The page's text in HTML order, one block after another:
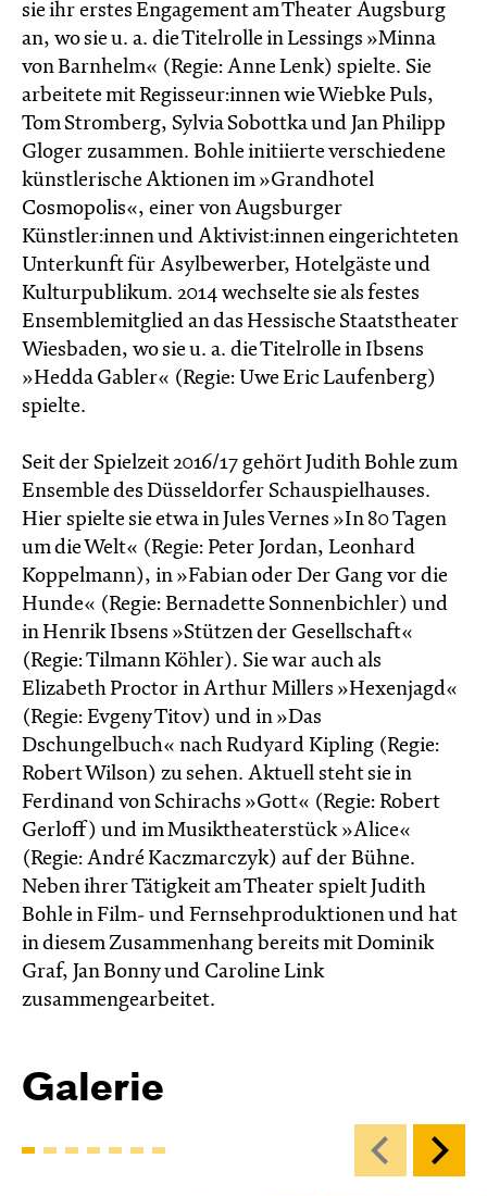
sie ihr erstes Engagement am Theater Augsburg
an, wo sie u. a. die Titelrolle in Lessings »Minna
von Barnhelm« (Regie: Anne Lenk) spielte. Sie
arbeitete mit Regisseur:innen wie Wiebke Puls,
Tom Stromberg, Sylvia Sobottka und Jan Philipp
Gloger zusammen. Bohle initiierte verschiedene
künstlerische Aktionen im »Grandhotel
Cosmopolis«, einer von Augsburger
Künstler:innen und Aktivist:innen eingerichteten
Unterkunft für Asylbewerber, Hotelgäste und
Kulturpublikum. 2014 wechselte sie als festes
Ensemblemitglied an das Hessische Staatstheater
Wiesbaden, wo sie u. a. die Titelrolle in Ibsens
»Hedda Gabler« (Regie: Uwe Eric Laufenberg)
spielte.
Seit der Spielzeit 2016/17 gehört Judith Bohle zum
Ensemble des Düsseldorfer Schauspielhauses.
Hier spielte sie etwa in Jules Vernes »In 80 Tagen
um die Welt« (Regie: Peter Jordan, Leonhard
Koppelmann), in »Fabian oder Der Gang vor die
Hunde« (Regie: Bernadette Sonnenbichler) und
in Henrik Ibsens »Stützen der Gesellschaft«
(Regie: Tilmann Köhler). Sie war auch als
Elizabeth Proctor in Arthur Millers »Hexenjagd«
(Regie: Evgeny Titov) und in »Das
Dschungelbuch« nach Rudyard Kipling (Regie:
Robert Wilson) zu sehen. Aktuell steht sie in
Ferdinand von Schirachs »Gott« (Regie: Robert
Gerloff) und im Musiktheaterstück »Alice«
(Regie: André Kaczmarczyk) auf der Bühne.
Neben ihrer Tätigkeit am Theater spielt Judith
Bohle in Film- und Fernsehproduktionen und hat
in diesem Zusammenhang bereits mit Dominik
Graf, Jan Bonny und Caroline Link
zusammengearbeitet.
Galerie